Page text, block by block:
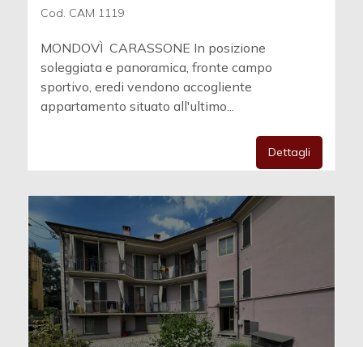
Cod. CAM 1119
MONDOVÌ  CARASSONE In posizione
soleggiata e panoramica, fronte campo
sportivo, eredi vendono accogliente
appartamento situato all'ultimo...
Dettagli